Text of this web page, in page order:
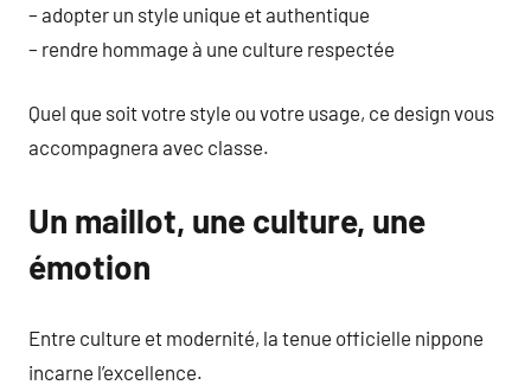
– adopter un style unique et authentique
– rendre hommage à une culture respectée
Quel que soit votre style ou votre usage, ce design vous
accompagnera avec classe.
Un maillot, une culture, une
émotion
Entre culture et modernité, la tenue officielle nippone
incarne l’excellence.